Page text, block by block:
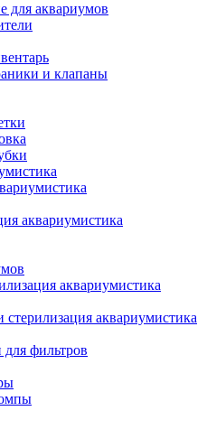
для аквариумов
и клапаны
аквариумистика
аквариумистика
стерилизация аквариумистика
фильтров